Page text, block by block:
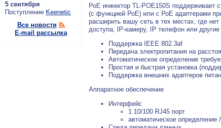
5 сентября
По­ступ­ле­ние Keenetic
Все новости
E-mail рассылка
РоЕ инжектор TL-POE150S поддерживает
(с функцией РоЕ) или с РоЕ адаптерами
расширить вашу сеть в тех местах, где
доступа, IP-камеру, IP телефон или
Поддержка IEEE 802.3af
Передача электропитания на
Автоматическое определение
Простая и быстрая установка
Поддержка внешних адаптеров
Аппаратное обеспечение
Интерфейс
1 10/100 RJ45 порт
автоматическое определение